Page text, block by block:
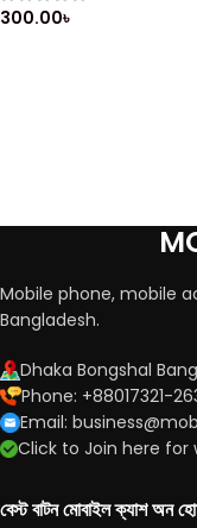
Frame English Keyboard
300.00৳
Mobile phone, mobile
Bangladesh.
Dhaka Bongshal
Phone: +88017321-
Email:
Click to Join here for
বেস্ট বাটন মোবাইল ক্যাশ অন